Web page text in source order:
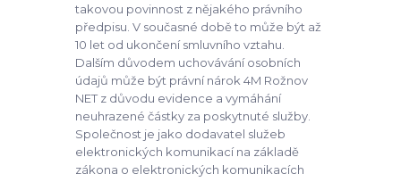
takovou povinnost z nějakého právního
předpisu. V současné době to může být až
10 let od ukončení smluvního vztahu.
Dalším důvodem uchovávání osobních
údajů může být právní nárok 4M Rožnov
NET z důvodu evidence a vymáhání
neuhrazené částky za poskytnuté služby.
Společnost je jako dodavatel služeb
elektronických komunikací na základě
zákona o elektronických komunikacích